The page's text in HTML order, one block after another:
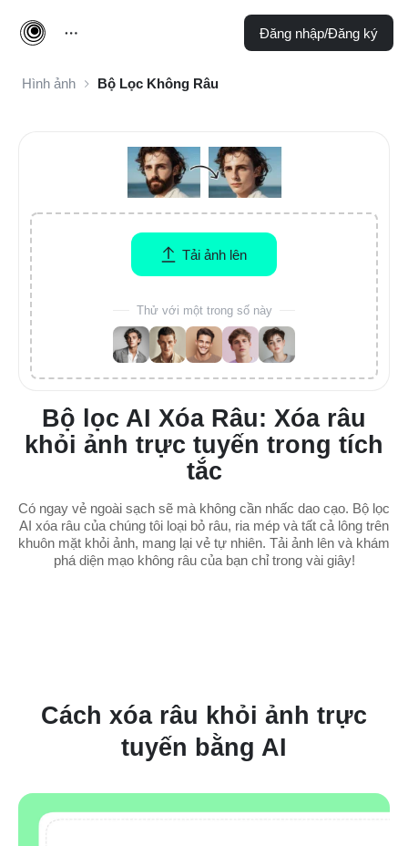
Đăng nhập/Đăng ký
Hình ảnh Bộ Lọc Không Râu
Bộ lọc AI Xóa Râu: Xóa râu
khỏi ảnh trực tuyến trong tích
tắc
Có ngay vẻ ngoài sạch sẽ mà không cần nhấc dao cạo. Bộ lọc
AI xóa râu của chúng tôi loại bỏ râu, ria mép và tất cả lông trên
khuôn mặt khỏi ảnh, mang lại vẻ tự nhiên. Tải ảnh lên và khám
phá diện mạo không râu của bạn chỉ trong vài giây!
Tải ảnh lên
Thử với một trong số này
Cách xóa râu khỏi ảnh trực
tuyến bằng AI